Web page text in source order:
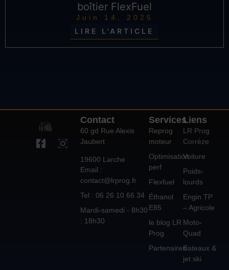
boîtier FlexFuel
Juin 14, 2025
LIRE L'ARTICLE
Services
Reprog
moteur
Optimisation
perf
Flexfuel
Éthanol
E85
le blog LR
Prog
Partenaires
Liens
LR Prog
Corrèze
Voiture
Poids-
lourds
Engin TP
– Agricole
Moto-
Quad
Bateaux &
jet ski
Contact
60 gd Rue Alexis
Jaubert
19600 Larche
Email :
contact@lrprog.fr
Tel : 06 26 10 66 34
Mardi-samedi - 8h30
: 18h30